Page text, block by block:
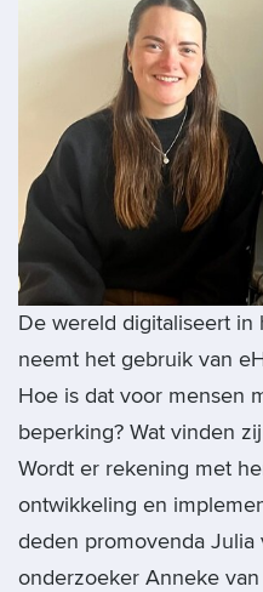
De wereld digitaliseert
neemt het gebruik van
Hoe is dat voor mensen
beperking? Wat vinden
Wordt er rekening met
ontwikkeling en
deden promovenda Julia
onderzoeker Anneke